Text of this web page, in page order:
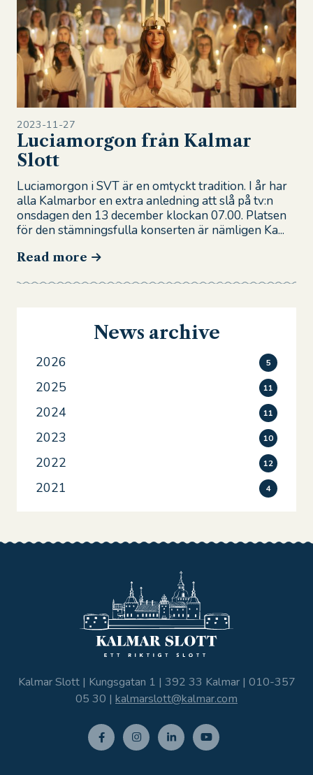
2023-11-27
Luciamorgon från Kalmar
Slott
Luciamorgon i SVT är en omtyckt tradition. I år har
alla Kalmarbor en extra anledning att slå på tv:n
onsdagen den 13 december klockan 07.00. Platsen
för den stämningsfulla konserten är nämligen Ka...
Read more
News archive
2026 5
2025 11
2024 11
2023 10
2022 12
2021 4
Kalmar Slott | Kungsgatan 1 | 392 33 Kalmar | 010-357
05 30 | kalmarslott@kalmar.com